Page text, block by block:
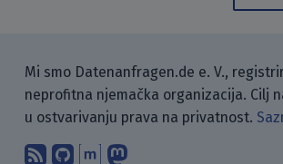
Mi smo Datenanfragen.de e. V.,
neprofitna njemačka organizacija. Cilj
u ostvarivanju prava na privatnost.
Pretplati se na naš
Pronađi nas na
Raspravljaj s